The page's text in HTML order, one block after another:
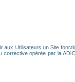
Utilisateurs un Site
opérée par la